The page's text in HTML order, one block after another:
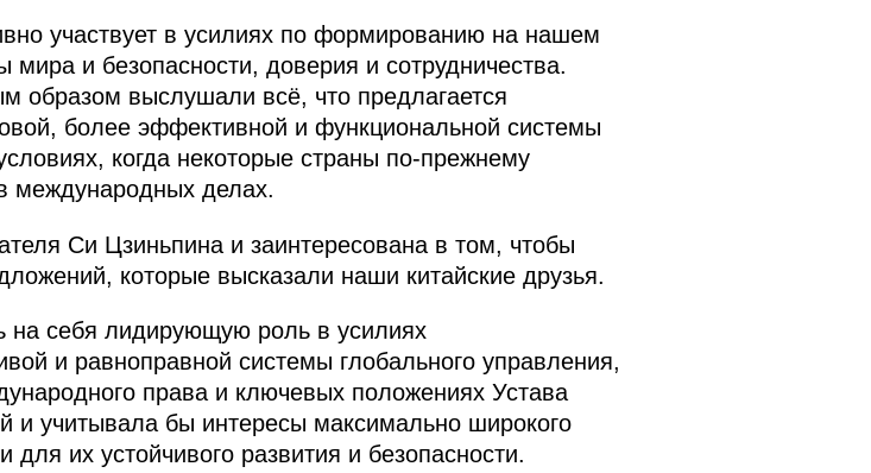
участвует в усилиях по формированию на нашем
и безопасности, доверия и сотрудничества.
образом выслушали всё, что предлагается
более эффективной и функциональной системы
когда некоторые страны по-прежнему
международных делах.
Си Цзиньпина и заинтересована в том, чтобы
которые высказали наши китайские друзья.
себя лидирующую роль в усилиях
и равноправной системы глобального управления,
права и ключевых положениях Устава
учитывала бы интересы максимально широкого
их устойчивого развития и безопасности.